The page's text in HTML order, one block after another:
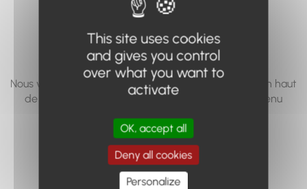
accéder n'existe
pas... ou plus.
Nous vous invitons à utiliser le moteur de recherche en haut
de page, ou à utiliser le menu pour trouver le contenu
Retour à l'accueil
This site uses cookies
and gives you control
over what you want to
activate
OK, accept all
Deny all cookies
Personalize